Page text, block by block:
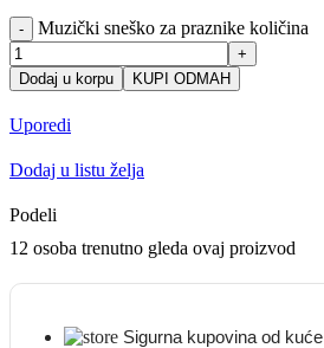
- Muzički sneško za praznike količina
+
Dodaj u korpu
KUPI ODMAH
Uporedi
Dodaj u listu želja
Podeli
12 osoba trenutno gleda ovaj proizvod
Sigurna kupovina od kuće